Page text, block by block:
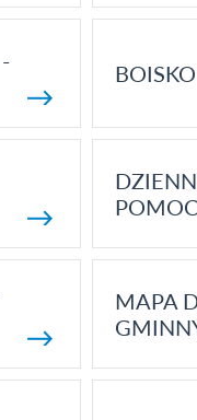
MAPA